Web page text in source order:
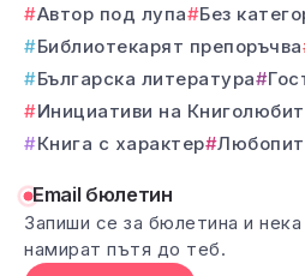
Автор под лупа
Без
Библиотекарят препоръчва
Българска литература
Инициативи на
Книга с характер
Email бюлетин
Запиши се за бюлетина и
намират пътя до теб.